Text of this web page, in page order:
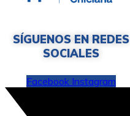
SÍGUENOS EN REDES
SOCIALES
Facebook Instagram